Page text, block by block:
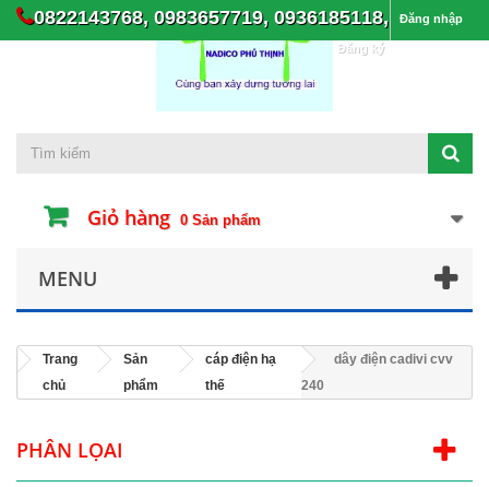
0822143768, 0983657719, 0936185118, Đăng nhập
Đăng ký
Giỏ hàng 0 Sản phẩm
MENU
Trang
chủ
Sản
phẩm
cáp điện hạ
thế
dây điện cadivi cvv
240
PHÂN LỌAI